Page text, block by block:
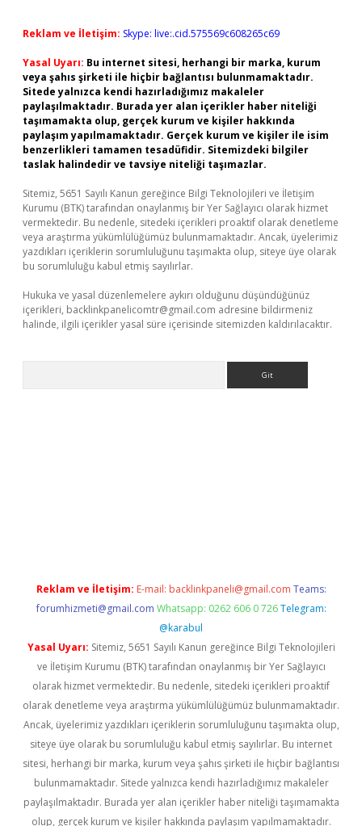
Reklam ve İletişim: Skype: live:.cid.575569c608265c69
Yasal Uyarı: Bu internet sitesi, herhangi bir marka, kurum
veya şahıs şirketi ile hiçbir bağlantısı bulunmamaktadır.
Sitede yalnızca kendi hazırladığımız makaleler
paylaşılmaktadır. Burada yer alan içerikler haber niteliği
taşımamakta olup, gerçek kurum ve kişiler hakkında
paylaşım yapılmamaktadır. Gerçek kurum ve kişiler ile isim
benzerlikleri tamamen tesadüfidir. Sitemizdeki bilgiler
taslak halindedir ve tavsiye niteliği taşımazlar.
Sitemiz, 5651 Sayılı Kanun gereğince Bilgi Teknolojileri ve İletişim
Kurumu (BTK) tarafından onaylanmış bir Yer Sağlayıcı olarak hizmet
vermektedir. Bu nedenle, sitedeki içerikleri proaktif olarak denetleme
veya araştırma yükümlülüğümüz bulunmamaktadır. Ancak, üyelerimiz
yazdıkları içeriklerin sorumluluğunu taşımakta olup, siteye üye olarak
bu sorumluluğu kabul etmiş sayılırlar.
Hukuka ve yasal düzenlemelere aykırı olduğunu düşündüğünüz
içerikleri, backlinkpanelicomtr@gmail.com adresine bildirmeniz
halinde, ilgili içerikler yasal süre içerisinde sitemizden kaldırılacaktır.
Reklam ve İletişim: E-mail: backlinkpaneli@gmail.com Teams:
forumhizmeti@gmail.com Whatsapp: 0262 606 0 726 Telegram:
@karabul
Yasal Uyarı: Sitemiz, 5651 Sayılı Kanun gereğince Bilgi Teknolojileri
ve İletişim Kurumu (BTK) tarafından onaylanmış bir Yer Sağlayıcı
olarak hizmet vermektedir. Bu nedenle, sitedeki içerikleri proaktif
olarak denetleme veya araştırma yükümlülüğümüz bulunmamaktadır.
Ancak, üyelerimiz yazdıkları içeriklerin sorumluluğunu taşımakta olup,
siteye üye olarak bu sorumluluğu kabul etmiş sayılırlar. Bu internet
sitesi, herhangi bir marka, kurum veya şahıs şirketi ile hiçbir bağlantısı
bulunmamaktadır. Sitede yalnızca kendi hazırladığımız makaleler
paylaşılmaktadır. Burada yer alan içerikler haber niteliği taşımamakta
olup, gerçek kurum ve kişiler hakkında paylaşım yapılmamaktadır.